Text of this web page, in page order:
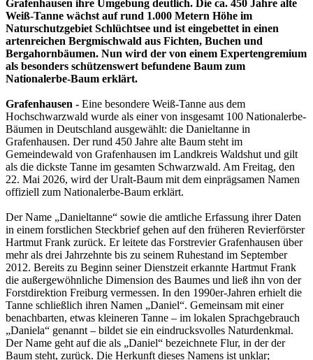
Grafenhausen ihre Umgebung deutlich. Die ca. 450 Jahre alte
Weiß-Tanne wächst auf rund 1.000 Metern Höhe im
Naturschutzgebiet Schlüchtsee und ist eingebettet in einen
artenreichen Bergmischwald aus Fichten, Buchen und
Bergahornbäumen. Nun wird der von einem Expertengremium
als besonders schützenswert befundene Baum zum
Nationalerbe-Baum erklärt.
Grafenhausen - Eine besondere Weiß-Tanne aus dem
Hochschwarzwald wurde als einer von insgesamt 100 Nationalerbe-
Bäumen in Deutschland ausgewählt: die Danieltanne in
Grafenhausen. Der rund 450 Jahre alte Baum steht im
Gemeindewald von Grafenhausen im Landkreis Waldshut und gilt
als die dickste Tanne im gesamten Schwarzwald. Am Freitag, den
22. Mai 2026, wird der Uralt-Baum mit dem einprägsamen Namen
offiziell zum Nationalerbe-Baum erklärt.
Der Name „Danieltanne“ sowie die amtliche Erfassung ihrer Daten
in einem forstlichen Steckbrief gehen auf den früheren Revierförster
Hartmut Frank zurück. Er leitete das Forstrevier Grafenhausen über
mehr als drei Jahrzehnte bis zu seinem Ruhestand im September
2012. Bereits zu Beginn seiner Dienstzeit erkannte Hartmut Frank
die außergewöhnliche Dimension des Baumes und ließ ihn von der
Forstdirektion Freiburg vermessen. In den 1990er-Jahren erhielt die
Tanne schließlich ihren Namen „Daniel“. Gemeinsam mit einer
benachbarten, etwas kleineren Tanne – im lokalen Sprachgebrauch
„Daniela“ genannt – bildet sie ein eindrucksvolles Naturdenkmal.
Der Name geht auf die als „Daniel“ bezeichnete Flur, in der der
Baum steht, zurück. Die Herkunft dieses Namens ist unklar;